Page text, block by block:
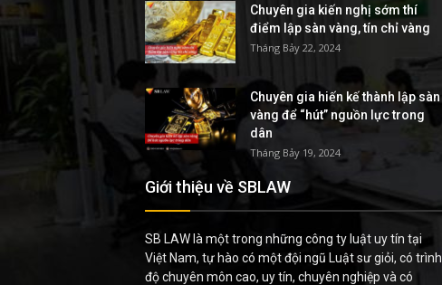
Chuyên gia kiến nghị sớm thí
điểm lập sàn vàng, tín chỉ vàng
Tháng Bảy 22, 2024
Chuyên gia hiến kế thành lập sàn
vàng để “hút” nguồn lực trong
dân
Tháng Bảy 19, 2024
Giới thiệu về SBLAW
SB LAW là một trong những công ty luật uy tín tại
Việt Nam, tự hào có một đội ngũ Luật sư giỏi, có trình
độ chuyên môn cao, uy tín, chuyên nghiệp và có